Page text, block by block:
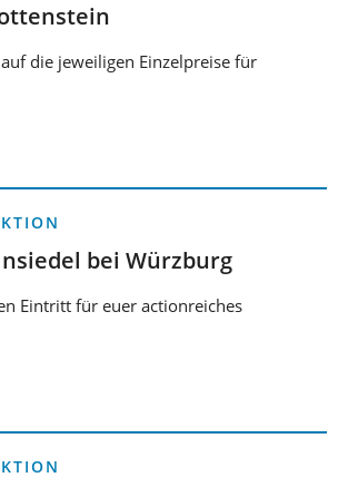
die jeweiligen Einzelpreise für
bei Würzburg
Eintritt für euer actionreiches